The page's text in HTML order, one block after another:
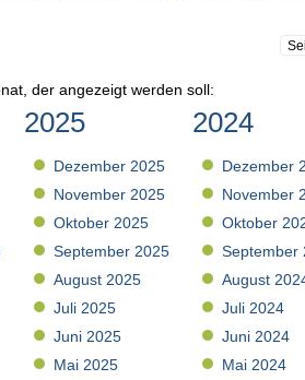
der angezeigt werden soll:
2025
Dezember 2025
November 2025
Oktober 2025
September 2025
August 2025
Juli 2025
Juni 2025
Mai 2025
2024
Dezember
November
Oktober
September
August
Juli 2024
Juni 2024
Mai 2024